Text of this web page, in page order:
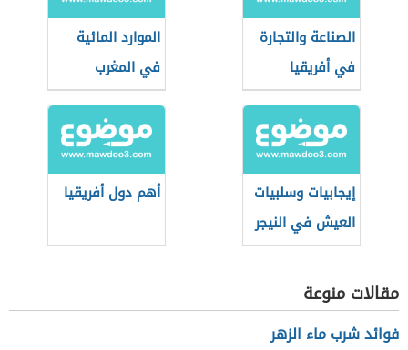
الصناعة والتجارة
في أفريقيا
وتاريخهما
الموارد المائية
في المغرب
إيجابيات وسلبيات
العيش في النيجر
أهم دول أفريقيا
مقالات منوعة
فوائد شرب ماء الزهر